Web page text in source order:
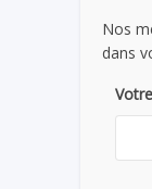
Nos
dans